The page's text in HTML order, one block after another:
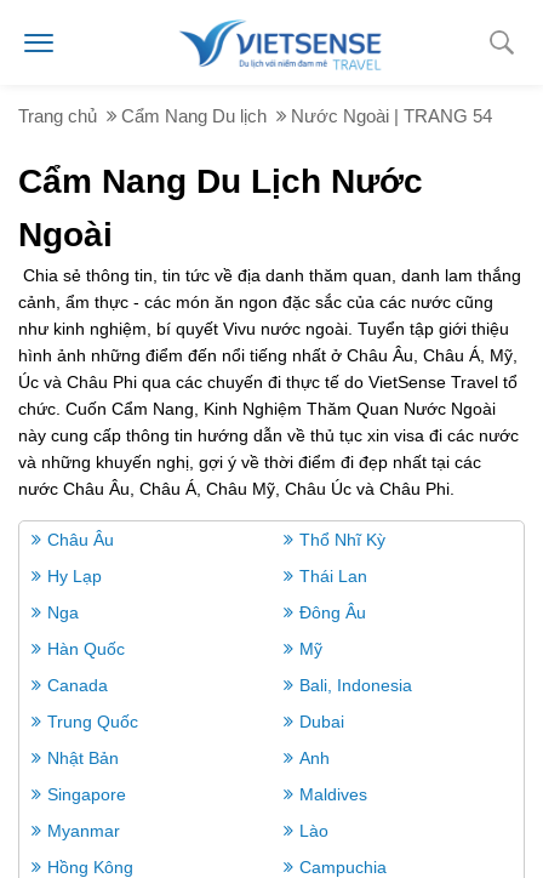
Trang chủ Cẩm Nang Du lịch Nước Ngoài | TRANG 54
Cẩm Nang Du Lịch Nước
Ngoài
Chia sẻ thông tin, tin tức về địa danh thăm quan, danh lam thắng
cảnh, ẩm thực - các món ăn ngon đặc sắc của các nước cũng
như kinh nghiệm, bí quyết Vivu nước ngoài. Tuyển tập giới thiệu
hình ảnh những điểm đến nổi tiếng nhất ở Châu Âu, Châu Á, Mỹ,
Úc và Châu Phi qua các chuyến đi thực tế do VietSense Travel tổ
chức. Cuốn Cẩm Nang, Kinh Nghiệm Thăm Quan Nước Ngoài
này cung cấp thông tin hướng dẫn về thủ tục xin visa đi các nước
và những khuyến nghị, gợi ý về thời điểm đi đẹp nhất tại các
nước Châu Âu, Châu Á, Châu Mỹ, Châu Úc và Châu Phi.
Châu Âu
Thổ Nhĩ Kỳ
Hy Lạp
Thái Lan
Nga
Đông Âu
Hàn Quốc
Mỹ
Canada
Bali, Indonesia
Trung Quốc
Dubai
Nhật Bản
Anh
Singapore
Maldives
Myanmar
Lào
Hồng Kông
Campuchia